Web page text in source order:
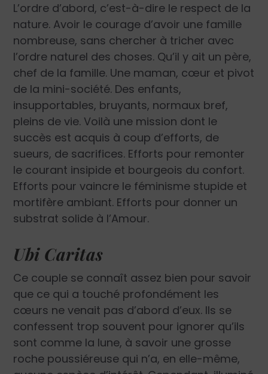
L’ordre d’abord, c’est-à-dire le respect de la
nature. Avoir le courage d’avoir une famille
nombreuse, sans chercher à tricher avec
l’ordre naturel des choses. Qu’il y ait un père,
chef de la famille. Une maman, cœur et pivot
de la mini-société. Des enfants,
insupportables, bruyants, normaux bref,
pleins de vie. Voilà une mission dont le
succès est acquis à coup d’efforts, de
sueurs, de sacrifices. Efforts pour remonter
le courant insipide et bourgeois du confort.
Efforts pour vaincre le féminisme stupide et
mortifère ambiant. Efforts pour donner un
substrat solide à l’Amour.
Ubi Caritas
Ce couple se connaît assez bien pour savoir
que ce qui a touché profondément les
cœurs ne venait pas d’abord d’eux. Ils se
confessent trop souvent pour ignorer qu’ils
sont comme la lune, à savoir une grosse
roche poussiéreuse qui n’a, en elle-même,